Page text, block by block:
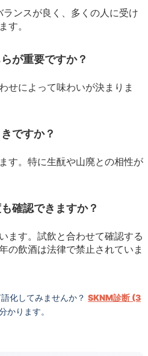
ンスが良く、多くの人に受け
す。
が重要ですか？
せによって味わいが決まりま
ですか？
す。特に生酛や山廃との相性が
確認できますか？
ます。試飲と合わせて確認する
の飲酒は法律で禁止されていま
化してみませんか？ SKNM診断 (3
かります。